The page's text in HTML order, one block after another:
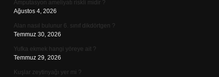
Amputasyon ameliyatı riskli midir ?
Ağustos 4, 2026
Alan nasıl bulunur 6. sınıf dikdörtgen ?
Temmuz 30, 2026
Yufka ekmek hangi yöreye ait ?
Temmuz 29, 2026
Kuşlar zeytinyağı yer mi ?